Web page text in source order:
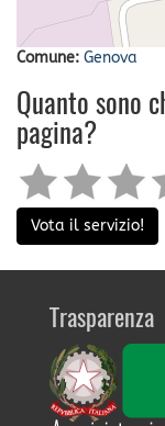
Comune: Genova
Quanto sono
pagina?
Vota il servizio!
Trasparenza